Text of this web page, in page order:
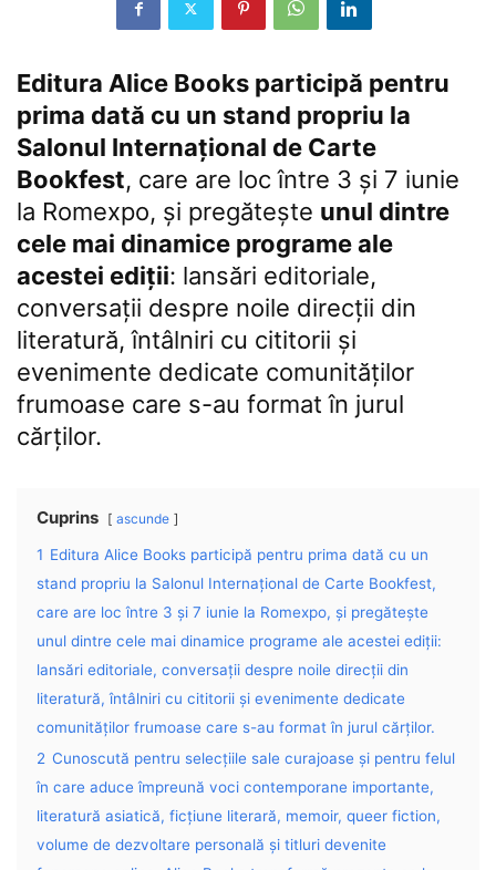
Editura Alice Books participă pentru
prima dată cu un stand propriu la
Salonul Internațional de Carte
Bookfest, care are loc între 3 și 7 iunie
la Romexpo, și pregătește unul dintre
cele mai dinamice programe ale
acestei ediții: lansări editoriale,
conversații despre noile direcții din
literatură, întâlniri cu cititorii și
evenimente dedicate comunităților
frumoase care s-au format în jurul
cărților.
Cuprins ascunde
1 Editura Alice Books participă pentru prima dată cu un
stand propriu la Salonul Internațional de Carte Bookfest,
care are loc între 3 și 7 iunie la Romexpo, și pregătește
unul dintre cele mai dinamice programe ale acestei ediții:
lansări editoriale, conversații despre noile direcții din
literatură, întâlniri cu cititorii și evenimente dedicate
comunităților frumoase care s-au format în jurul cărților.
2 Cunoscută pentru selecțiile sale curajoase și pentru felul
în care aduce împreună voci contemporane importante,
literatură asiatică, ficțiune literară, memoir, queer fiction,
volume de dezvoltare personală și titluri devenite